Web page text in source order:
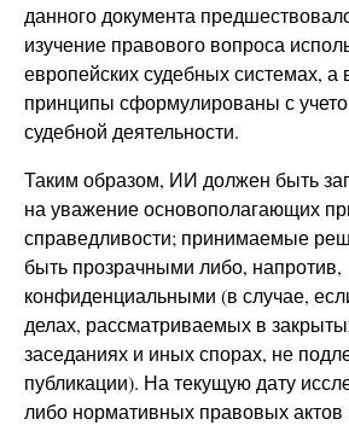
данного документа
изучение правового вопроса
европейских судебных системах,
принципы сформулированы с
судебной деятельности.
Таким образом, ИИ должен быть
на уважение основополагающих
справедливости; принимаемые
быть прозрачными либо, напротив,
конфиденциальными (в случае,
делах, рассматриваемых в
заседаниях и иных спорах, не
публикации). На текущую дату
либо нормативных правовых актов